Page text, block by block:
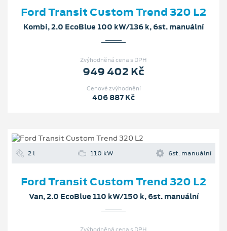
Ford Transit Custom Trend 320 L2
Kombi, 2.0 EcoBlue 100 kW/136 k, 6st. manuální
Zvýhodněná cena s DPH
949 402 Kč
Cenové zvýhodnění
406 887 Kč
2 l 110 kW 6st. manuální
Ford Transit Custom Trend 320 L2
Van, 2.0 EcoBlue 110 kW/150 k, 6st. manuální